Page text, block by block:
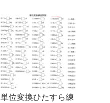
単位変換ひたすら練